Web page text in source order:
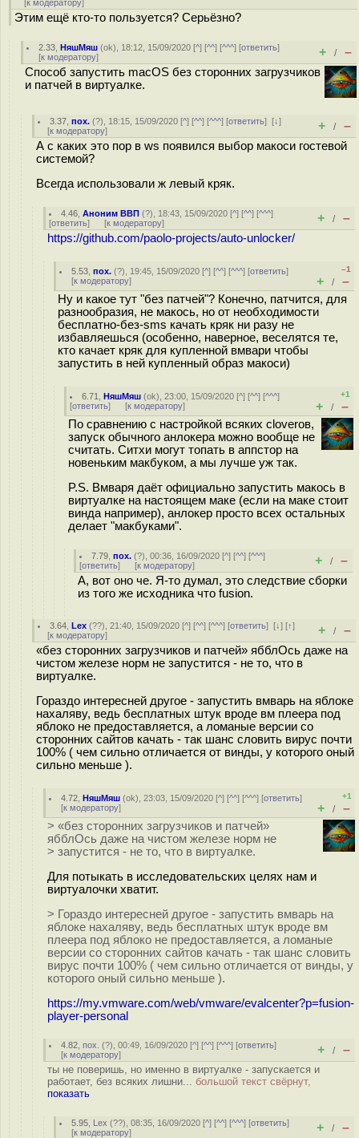
к модератору
Этим ещё кто-то пользуется? Серьёзно?
2.33 ,НяшМяш (ok), 18:12, 15/09/2020 [^] [^^] [^^^] [ответить]
[к модератору] + / –
Способ запустить macOS без сторонних загрузчиков
и патчей в виртуалке.
3.37 ,пох. (?), 18:15, 15/09/2020 [^] [^^] [^^^] [ответить][↓]
[к модератору] + / –
А с каких это пор в ws появился выбор макоси гостевой
системой?
Всегда использовали ж левый кряк.
4.46 ,Аноним ВВП (?), 18:43, 15/09/2020 [^] [^^] [^^^]
[ответить] [к модератору] + / –
https://github.com/paolo-projects/auto-unlocker/
5.53 ,пох. (?), 19:45, 15/09/2020 [^] [^^] [^^^] [ответить]
[к модератору]
–1
+ / –
Ну и какое тут "без патчей"? Конечно, патчится, для
разнообразия, не макось, но от необходимости
бесплатно-без-sms качать кряк ни разу не
избавляешься (особенно, наверное, веселятся те,
кто качает кряк для купленной вмвари чтобы
запустить в ней купленный образ макоси)
6.71 ,НяшМяш (ok), 23:00, 15/09/2020 [^] [^^] [^^^]
[ответить] [к модератору]
+1
+ / –
По сравнению с настройкой всяких cloverов,
запуск обычного анлокера можно вообще не
считать. Ситхи могут топать в аппстор на
новеньким макбуком, а мы лучше уж так.
P.S. Вмваря даёт официально запустить макось в
виртуалке на настоящем маке (если на маке стоит
винда например), анлокер просто всех остальных
делает "макбуками".
7.79 ,пох. (?), 00:36, 16/09/2020 [^] [^^] [^^^]
[ответить] [к модератору] + / –
А, вот оно че. Я-то думал, это следствие сборки
из того же исходника что fusion.
3.64 ,Lex (??), 21:40, 15/09/2020 [^] [^^] [^^^] [ответить][↓] [↑]
[к модератору] + / –
«без сторонних загрузчиков и патчей» ябблОсь даже на
чистом железе норм не запустится - не то, что в
виртуалке.
Гораздо интересней другое - запустить вмварь на яблоке
нахаляву, ведь бесплатных штук вроде вм плеера под
яблоко не предоставляется, а ломаные версии со
сторонних сайтов качать - так шанс словить вирус почти
100% ( чем сильно отличается от винды, у которого оный
сильно меньше ).
4.72 ,НяшМяш (ok), 23:03, 15/09/2020 [^] [^^] [^^^] [ответить]
[к модератору]
+1
+ / –
> «без сторонних загрузчиков и патчей»
ябблОсь даже на чистом железе норм не
> запустится - не то, что в виртуалке.
Для потыкать в исследовательских целях нам и
виртуалочки хватит.
> Гораздо интересней другое - запустить вмварь на
яблоке нахаляву, ведь бесплатных штук вроде вм
плеера под яблоко не предоставляется, а ломаные
версии со сторонних сайтов качать - так шанс словить
вирус почти 100% ( чем сильно отличается от винды, у
которого оный сильно меньше ).
https://my.vmware.com/web/vmware/evalcenter?p=fusion-
player-personal
4.82 ,пох. (?), 00:49, 16/09/2020 [^] [^^] [^^^] [ответить]
[к модератору] + / –
ты не поверишь, но именно в виртуалке - запускается и
работает, без всяких лишни... большой текст свёрнут,
показать
5.95 Lex (??), 08:35, 16/09/2020 [^] [^^] [^^^] [ответить]
[к модератору] + / –